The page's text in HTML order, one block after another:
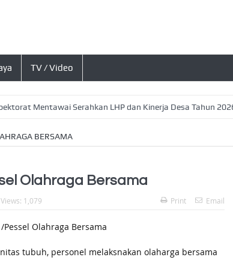
TV / Video
Mentawai Serahkan LHP dan Kinerja Desa Tahun 2026, Ini
BERSAMA
Olahraga Bersama
Views: 1,079 Print Email
tubuh, personel melaksnakan olaharga bersama